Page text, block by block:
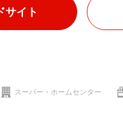
サイト
スーパー・ホームセンター